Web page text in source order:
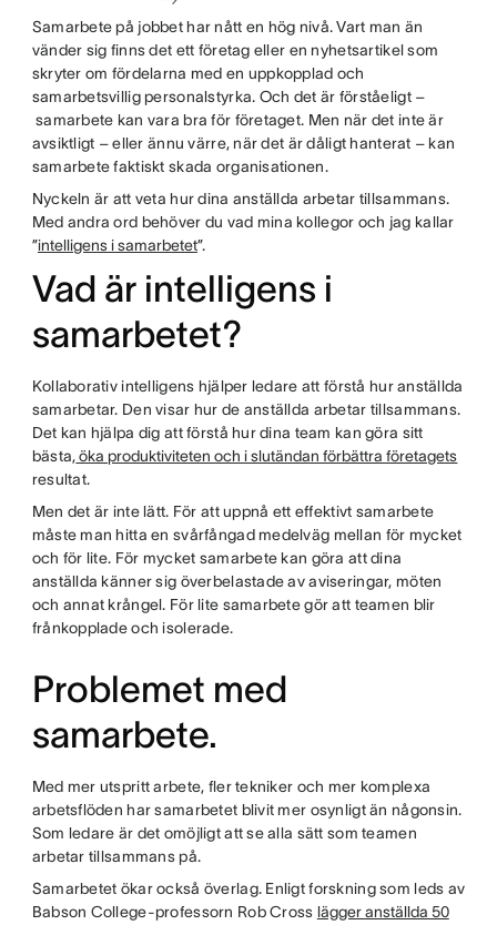
Samarbete på jobbet har nått en hög nivå. Vart man än
vänder sig finns det ett företag eller en nyhetsartikel som
skryter om fördelarna med en uppkopplad och
samarbetsvillig personalstyrka. Och det är förståeligt –
samarbete kan vara bra för företaget. Men när det inte är
avsiktligt – eller ännu värre, när det är dåligt hanterat – kan
samarbete faktiskt skada organisationen.
Nyckeln är att veta hur dina anställda arbetar tillsammans.
Med andra ord behöver du vad mina kollegor och jag kallar
”intelligens i samarbetet”.
Vad är intelligens i
samarbetet?
Kollaborativ intelligens hjälper ledare att förstå hur anställda
samarbetar. Den visar hur de anställda arbetar tillsammans.
Det kan hjälpa dig att förstå hur dina team kan göra sitt
bästa,öka produktiviteten och i slutändan förbättra företagets
resultat.
Men det är inte lätt. För att uppnå ett effektivt samarbete
måste man hitta en svårfångad medelväg mellan för mycket
och för lite. För mycket samarbete kan göra att dina
anställda känner sig överbelastade av aviseringar, möten
och annat krångel. För lite samarbete gör att teamen blir
frånkopplade och isolerade.
Problemet med
samarbete.
Med mer utspritt arbete, fler tekniker och mer komplexa
arbetsflöden har samarbetet blivit mer osynligt än någonsin.
Som ledare är det omöjligt att se alla sätt som teamen
arbetar tillsammans på.
Samarbetet ökar också överlag. Enligt forskning som leds av
Babson College-professorn Rob Cross lägger anställda 50